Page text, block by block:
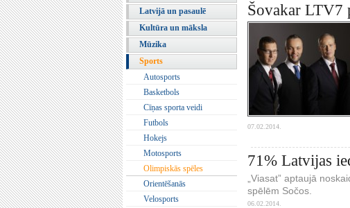
Latvijā un pasaulē
Kultūra un māksla
Mūzika
Sports
Autosports
Basketbols
Cīņas sporta veidi
Futbols
Hokejs
Motosports
Olimpiskās spēles
Orientēšanās
Velosports
Šovakar LTV7
07.02.2014.
71% Latvijas
„Viasat” aptaujā
spēlēm Sočos.
06.02.2014.